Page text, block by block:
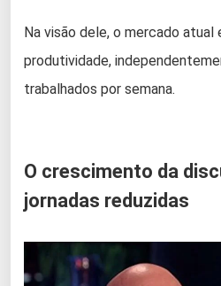
Na visão dele, o mercado atual
produtividade,
trabalhados por semana.
O crescimento da
jornadas reduzidas